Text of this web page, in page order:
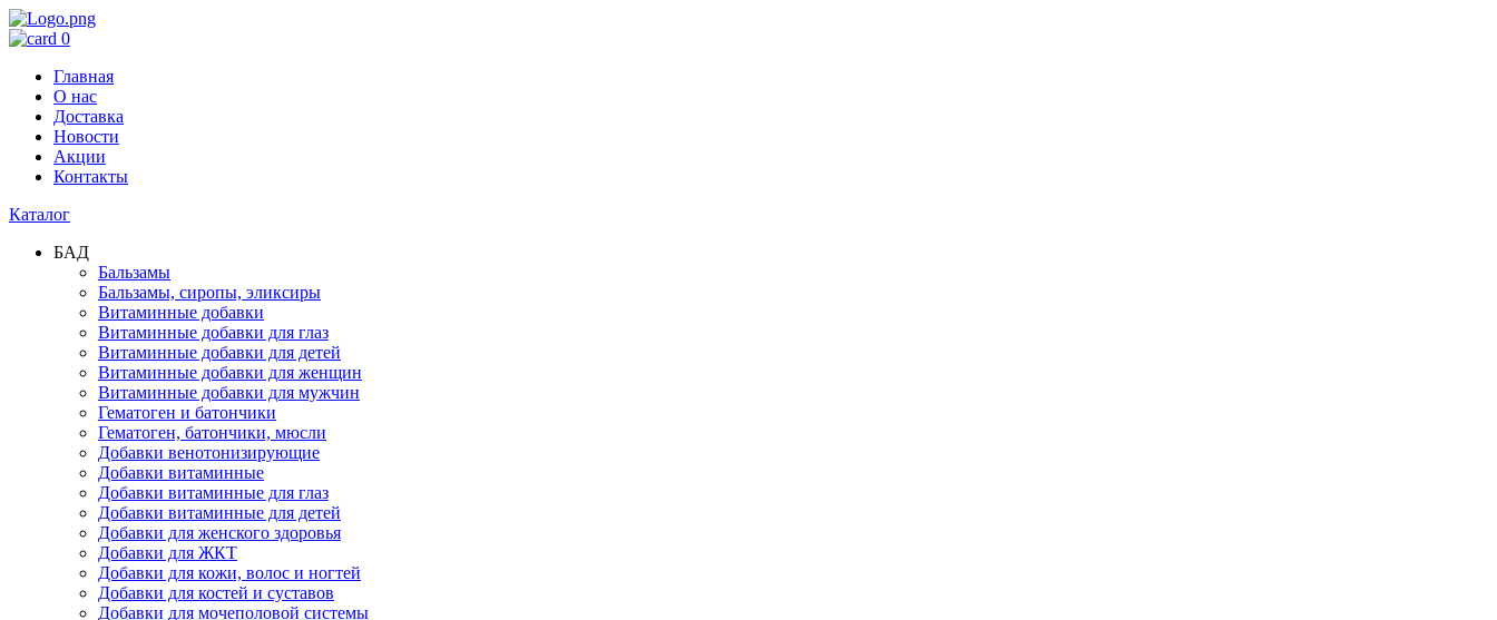
0
Главная
О нас
Доставка
Новости
Акции
Контакты
Каталог
БАД
Бальзамы
Бальзамы, сиропы, эликсиры
Витаминные добавки
Витаминные добавки для глаз
Витаминные добавки для детей
Витаминные добавки для женщин
Витаминные добавки для мужчин
Гематоген и батончики
Гематоген, батончики, мюсли
Добавки венотонизирующие
Добавки витаминные
Добавки витаминные для глаз
Добавки витаминные для детей
Добавки для женского здоровья
Добавки для ЖКТ
Добавки для кожи, волос и ногтей
Добавки для костей и суставов
Добавки для мочеполовой системы